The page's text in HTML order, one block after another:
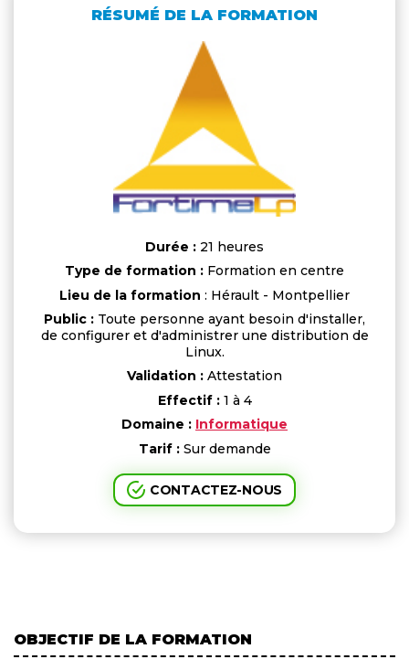
RÉSUMÉ DE LA FORMATION
Durée : 21 heures
Type de formation : Formation en centre
Lieu de la formation : Hérault - Montpellier
Public : Toute personne ayant besoin d'installer,
de configurer et d'administrer une distribution de
Linux.
Validation : Attestation
Effectif :1 à 4
Domaine : Informatique
Tarif :Sur demande
CONTACTEZ-NOUS
OBJECTIF DE LA FORMATION